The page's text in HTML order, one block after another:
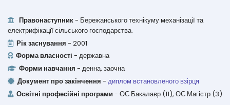
Правонаступник- Бережанського технікуму механізації та
електрифікації сільського господарства.
Рік заснування - 2001
Форма власності - державна
Форми навчання - денна, заочна
Документ про закінчення - диплом встановленого взірця
Освітні професійні програми - ОС Бакалавр (11), ОС Магістр (3)